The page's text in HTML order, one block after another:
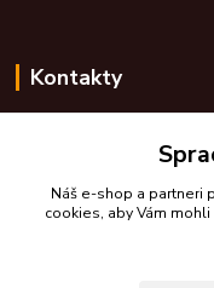
Kontakty
+421 948 776 224
Náš e-shop a partneri
cookies, aby Vám